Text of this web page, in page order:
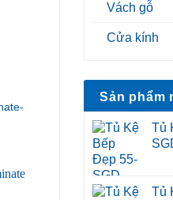
Vách gỗ
Cửa kính
Sản phẩm
Tủ
Tủ